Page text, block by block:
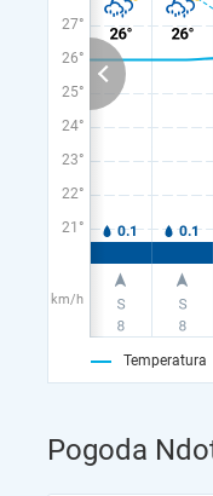
27°
26°
25°
24°
23°
22°
21°
km/h
Temperatura
Pogoda